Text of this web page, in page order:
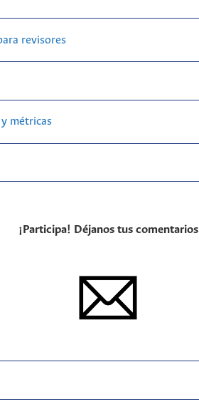
revisores
y métricas
¡Participa! Déjanos tus comentarios